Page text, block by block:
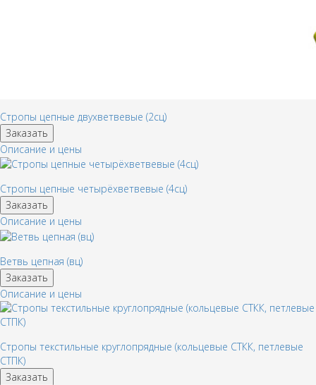
Стропы цепные двухветвевые (2сц)
Заказать
Описание и цены
Стропы цепные четырёхветвевые (4сц)
Заказать
Описание и цены
Ветвь цепная (вц)
Заказать
Описание и цены
Стропы текстильные круглопрядные (кольцевые СТКК, петлевые
СТПК)
Заказать